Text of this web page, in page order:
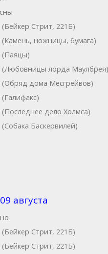
Стрит, 221Б)
ножницы, бумага)
(Паяцы)
(Любовницы лорда
дома Месгрейвов)
дело Холмса)
Баскервилей)
09 августа
Стрит, 221Б)
Стрит, 221Б)